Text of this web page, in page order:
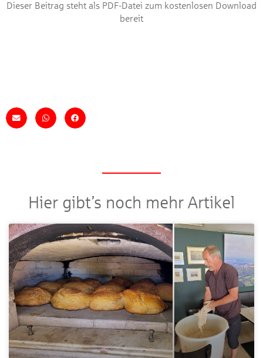
Dieser Beitrag steht als PDF-Datei zum kostenlosen Download
bereit
Hier gibt’s noch mehr Artikel